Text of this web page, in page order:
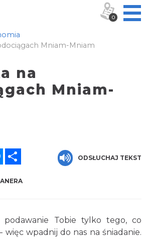
Mniam-Mniam
na
Mniam-
Messenger
ODSŁUCHAJ TEKST
podawanie Tobie tylko tego, co
więc wpadnij do nas na śniadanie.
0